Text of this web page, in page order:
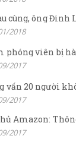
2018
2017
2017
2017